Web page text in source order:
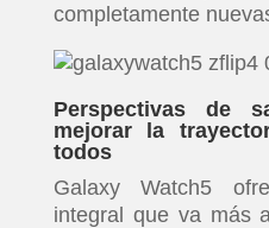
completamente
Perspectivas de
mejorar la
todos
Galaxy Watch5
integral que va más